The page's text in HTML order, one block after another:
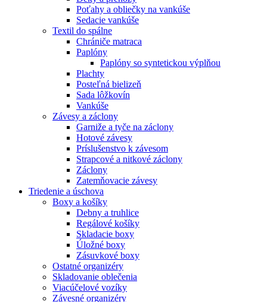
Poťahy a obliečky na vankúše
Sedacie vankúše
Textil do spálne
Chrániče matraca
Paplóny
Paplóny so syntetickou výplňou
Plachty
Posteľná bielizeň
Sada lôžkovín
Vankúše
Závesy a záclony
Garniže a tyče na záclony
Hotové závesy
Príslušenstvo k závesom
Strapcové a nitkové záclony
Záclony
Zatemňovacie závesy
Triedenie a úschova
Boxy a košíky
Debny a truhlice
Regálové košíky
Skladacie boxy
Úložné boxy
Zásuvkové boxy
Ostatné organizéry
Skladovanie oblečenia
Viacúčelové vozíky
Závesné organizéry